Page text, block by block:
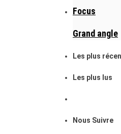
Focus
Grand angle
Les plus
Les plus lus
Nous Suivre